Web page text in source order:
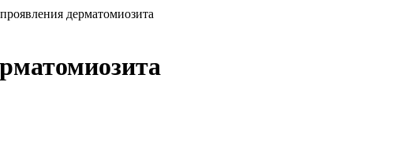
дерматомиозита